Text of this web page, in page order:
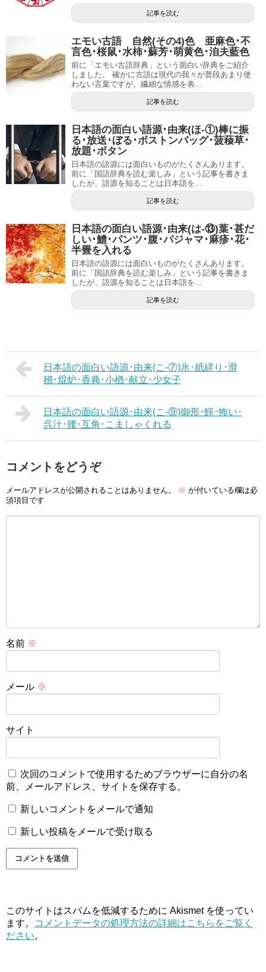
記事を読む
エモい古語 自然(その4)色 亜麻色･不
言色･桜鼠･水柿･蘇芳･萌黄色･洎夫藍色
前に「エモい古語辞典」という面白い辞典をご紹介
しました。 確かに古語は現代の我々が普段あまり使
わない言葉ですが、繊細な情感を表...
記事を読む
日本語の面白い語源･由来(ほ-①)棒に振
る･放送･ぼる･ボストンバッグ･菠薐草･
放題･ボタン
日本語の語源には面白いものがたくさんあります。
前に「国語辞典を読む楽しみ」という記事を書きま
したが、語源を知ることは日本語を...
記事を読む
日本語の面白い語源･由来(は-⑬)葉･甚だ
しい･鱧･パンツ･腹･パジャマ･麻疹･花･
半畳を入れる
日本語の語源には面白いものがたくさんあります。
前に「国語辞典を読む楽しみ」という記事を書きま
したが、語源を知ることは日本語を...
記事を読む
日本語の面白い語源･由来(こ-⑦)氷･紙縒り･滑
稽･焜炉･香典･小楢･献立･少女子
日本語の面白い語源･由来(こ-⑨)御形･鱓･怖い･
呉汁･腰･互角･こましゃくれる
コメントをどうぞ
メールアドレスが公開されることはありません。 ※ が付いている欄は必
須項目です
名前 ※
メール ※
サイト
次回のコメントで使用するためブラウザーに自分の名
前、メールアドレス、サイトを保存する。
新しいコメントをメールで通知
新しい投稿をメールで受け取る
このサイトはスパムを低減するために Akismet を使ってい
ます。
コメントデータの処理方法の詳細はこちらをご覧く
ださい。